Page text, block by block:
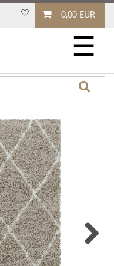
0,00 EUR
☰